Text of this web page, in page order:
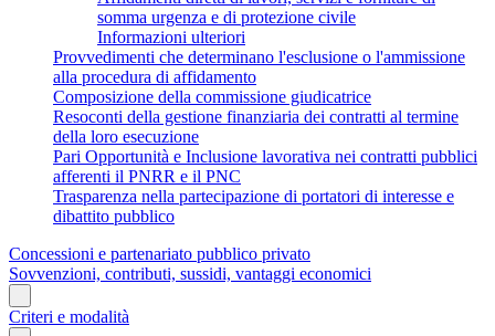
somma urgenza e di protezione civile
Informazioni ulteriori
Provvedimenti che determinano l'esclusione o l'ammissione
alla procedura di affidamento
Composizione della commissione giudicatrice
Resoconti della gestione finanziaria dei contratti al termine
della loro esecuzione
Pari Opportunità e Inclusione lavorativa nei contratti pubblici
afferenti il PNRR e il PNC
Trasparenza nella partecipazione di portatori di interesse e
dibattito pubblico
Concessioni e partenariato pubblico privato
Sovvenzioni, contributi, sussidi, vantaggi economici
Criteri e modalità